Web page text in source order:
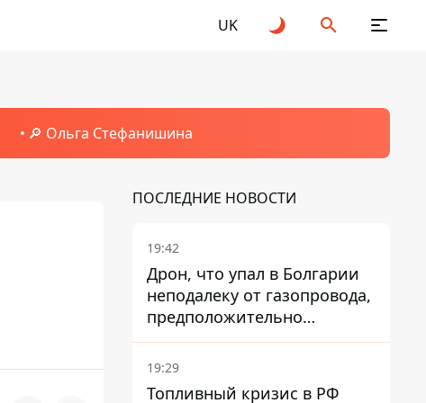
UK
🔎 Ольга Стефанишина
ПОСЛЕДНИЕ НОВОСТИ
19:42
Дрон, что упал в Болгарии
неподалеку от газопровода,
предположительно
украинский - Минобороны
страны
19:29
Топливный кризис в РФ